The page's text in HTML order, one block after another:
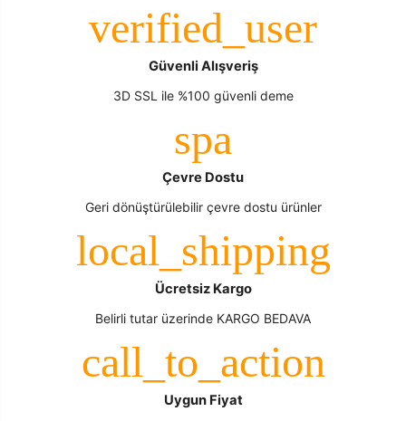
Güvenli Alışveriş
3D SSL ile %100 güvenli deme
Çevre Dostu
Geri dönüştürülebilir çevre dostu ürünler
Ücretsiz Kargo
Belirli tutar üzerinde KARGO BEDAVA
Uygun Fiyat